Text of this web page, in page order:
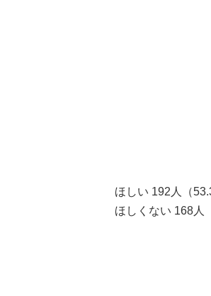
ほしい 192人（
ほしくない 168人